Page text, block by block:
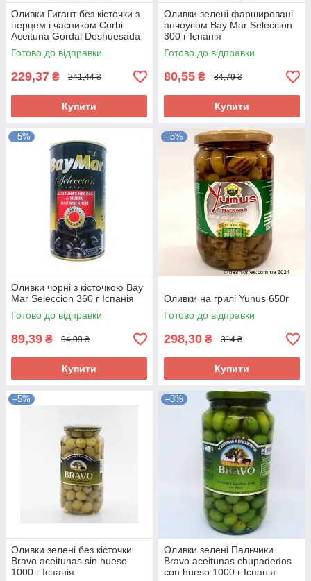
Оливки Гигант без кісточки з
перцем і часником Corbi
Aceituna Gordal Deshuesada
835 г Іспанія
Готово до відправки
229,37 ₴ 241,44 ₴
Купити
Оливки зелені фаршировані
анчоусом Bay Mar Seleccion
300 г Іспанія
Готово до відправки
80,55 ₴ 84,79 ₴
Купити
–5%
Оливки чорні з кісточкою Bay
Mar Seleccion 360 г Іспанія
Готово до відправки
89,39 ₴ 94,09 ₴
Купити
–5%
Оливки на грилі Yunus 650г
Готово до відправки
298,30 ₴ 314 ₴
Купити
–5%
Оливки зелені без кісточки
Bravo aceitunas sin hueso
1000 г Іспанія
–3%
Оливки зелені Пальчики
Bravo aceitunas chupadedos
con hueso 1000 г Іспанія